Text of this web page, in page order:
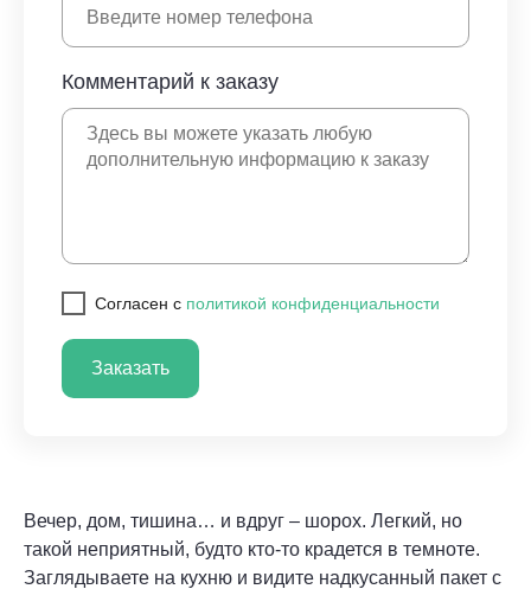
Комментарий к заказу
Cогласен с политикой конфиденциальности
Заказать
Вечер, дом, тишина… и вдруг – шорох. Легкий, но
такой неприятный, будто кто-то крадется в темноте.
Заглядываете на кухню и видите надкусанный пакет с